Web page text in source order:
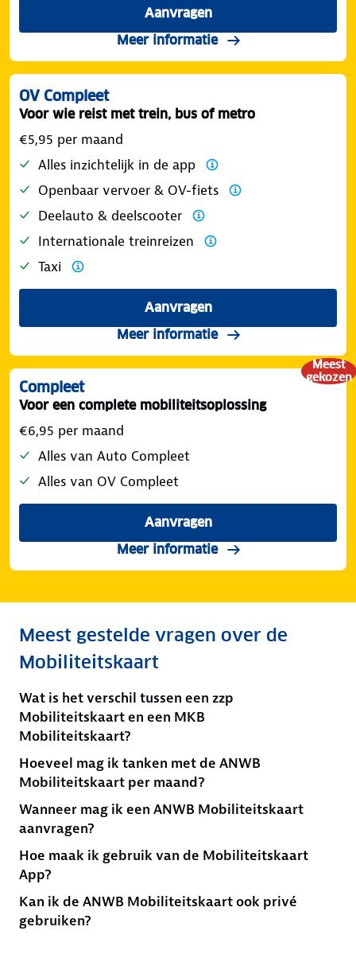
Aanvragen
Meer informatie
OV Compleet
Voor wie reist met trein, bus of metro
€5,95 per maand
Alles inzichtelijk in de app
Openbaar vervoer & OV-fiets
Deelauto & deelscooter
Internationale treinreizen
Taxi
Aanvragen
Meer informatie
Meest
gekozen
Compleet
Voor een complete mobiliteitsoplossing
€6,95 per maand
Alles van Auto Compleet
Alles van OV Compleet
Aanvragen
Meer informatie
Meest gestelde vragen over de
Mobiliteitskaart
Wat is het verschil tussen een zzp
Mobiliteitskaart en een MKB
Mobiliteitskaart?
Hoeveel mag ik tanken met de ANWB
Mobiliteitskaart per maand?
Wanneer mag ik een ANWB Mobiliteitskaart
aanvragen?
Hoe maak ik gebruik van de Mobiliteitskaart
App?
Kan ik de ANWB Mobiliteitskaart ook privé
gebruiken?